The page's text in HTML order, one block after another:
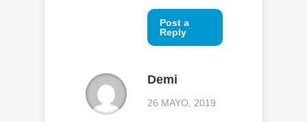
Post a
Reply
Demi
26 MAYO, 2019